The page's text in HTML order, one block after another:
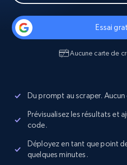
Essai
Aucune carte de
Du prompt au scraper.
Prévisualisez les résultats et
code.
Déployez en tant que point
quelques minutes.